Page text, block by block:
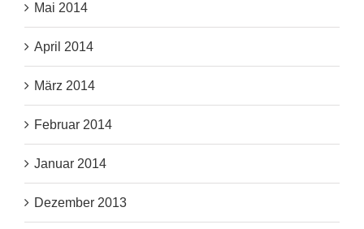
Mai 2014
April 2014
März 2014
Februar 2014
Januar 2014
Dezember 2013